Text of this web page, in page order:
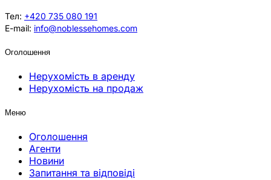
Тел: +420 735 080 191
E-mail: info@noblessehomes.com
Оголошення
Нерухомість в аренду
Нерухомість на продаж
Меню
Оголошення
Агенти
Новини
Запитання та відповіді